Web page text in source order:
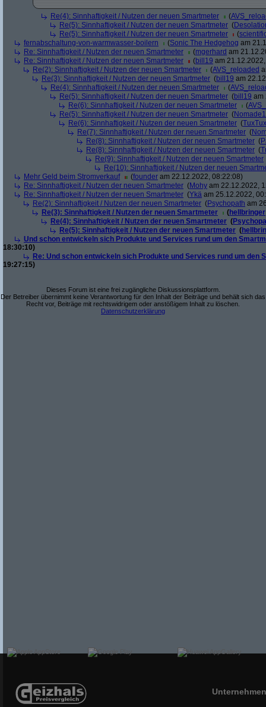
Re(4): Sinnhaftigkeit / Nutzen der neuen Smartmeter (
Re(5): Sinnhaftigkeit / Nutzen der neuen Smartmeter (
Re(5): Sinnhaftigkeit / Nutzen der neuen Smartmeter
(
fernabschaltung-von-warmwasser-boilern
(Sonic The Hedgehog am
Re: Sinnhaftigkeit / Nutzen der neuen Smartmeter
(mgerhard am
Re: Sinnhaftigkeit / Nutzen der neuen Smartmeter
(bill19 am
Re(2): Sinnhaftigkeit / Nutzen der neuen Smartmeter
(AVS_reloaded
Re(3): Sinnhaftigkeit / Nutzen der neuen Smartmeter (bill19 am
Re(4): Sinnhaftigkeit / Nutzen der neuen Smartmeter
(
Re(5): Sinnhaftigkeit / Nutzen der neuen Smartmeter (bill19 am
Re(6): Sinnhaftigkeit / Nutzen der neuen Smartmeter
(
Re(5): Sinnhaftigkeit / Nutzen der neuen Smartmeter (Nomade1
Re(6): Sinnhaftigkeit / Nutzen der neuen Smartmeter (TuxTux
Re(7): Sinnhaftigkeit / Nutzen der neuen Smartmeter (
Re(8): Sinnhaftigkeit / Nutzen der neuen Smartmeter (
Re(8): Sinnhaftigkeit / Nutzen der neuen Smartmeter (
Re(9): Sinnhaftigkeit / Nutzen der neuen Smartmeter
Re(10): Sinnhaftigkeit / Nutzen der neuen
Mehr Geld beim Stromverkauf
(founder am 22.12.2022, 08:22:08)
Re: Sinnhaftigkeit / Nutzen der neuen Smartmeter (Mohy am 22.12.2022,
Re: Sinnhaftigkeit / Nutzen der neuen Smartmeter (Ykä am 25.12.2022,
Re(2): Sinnhaftigkeit / Nutzen der neuen Smartmeter (Psychopath am
Re(3): Sinnhaftigkeit / Nutzen der neuen Smartmeter
(hellbringer
Re(4): Sinnhaftigkeit / Nutzen der neuen Smartmeter (
Re(5): Sinnhaftigkeit / Nutzen der neuen Smartmeter (
Und schon entwickeln sich Produkte und Services rund um den
18:30:10)
Re: Und schon entwickeln sich Produkte und Services rund um den
19:27:15)
Dieses Forum ist eine frei zugängliche Diskussionsplattform.
Der Betreiber übernimmt keine Verantwortung für den Inhalt der Beiträge und behält sich das
Recht vor, Beiträge mit rechtswidrigem oder anstößigem Inhalt zu löschen.
Datenschutzerklärung
Unternehmen